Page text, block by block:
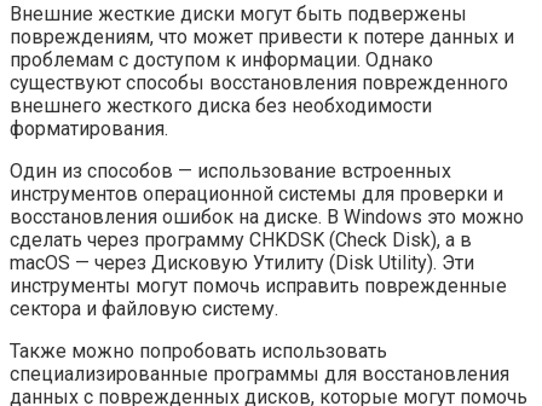
Внешние жесткие диски могут быть подвержены
повреждениям, что может привести к потере данных и
проблемам с доступом к информации. Однако
существуют способы восстановления поврежденного
внешнего жесткого диска без необходимости
форматирования.
Один из способов — использование встроенных
инструментов операционной системы для проверки и
восстановления ошибок на диске. В Windows это можно
сделать через программу CHKDSK (Check Disk), а в
macOS — через Дисковую Утилиту (Disk Utility). Эти
инструменты могут помочь исправить поврежденные
сектора и файловую систему.
Также можно попробовать использовать
специализированные программы для восстановления
данных с поврежденных дисков, которые могут помочь